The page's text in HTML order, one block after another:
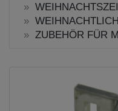
ZUBEHÖR FÜR